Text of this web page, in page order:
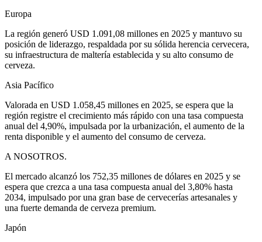
Europa
La región generó USD 1.091,08 millones en 2025 y mantuvo su
posición de liderazgo, respaldada por su sólida herencia cervecera,
su infraestructura de maltería establecida y su alto consumo de
cerveza.
Asia Pacífico
Valorada en USD 1.058,45 millones en 2025, se espera que la
región registre el crecimiento más rápido con una tasa compuesta
anual del 4,90%, impulsada por la urbanización, el aumento de la
renta disponible y el aumento del consumo de cerveza.
A NOSOTROS.
El mercado alcanzó los 752,35 millones de dólares en 2025 y se
espera que crezca a una tasa compuesta anual del 3,80% hasta
2034, impulsado por una gran base de cervecerías artesanales y
una fuerte demanda de cerveza premium.
Japón